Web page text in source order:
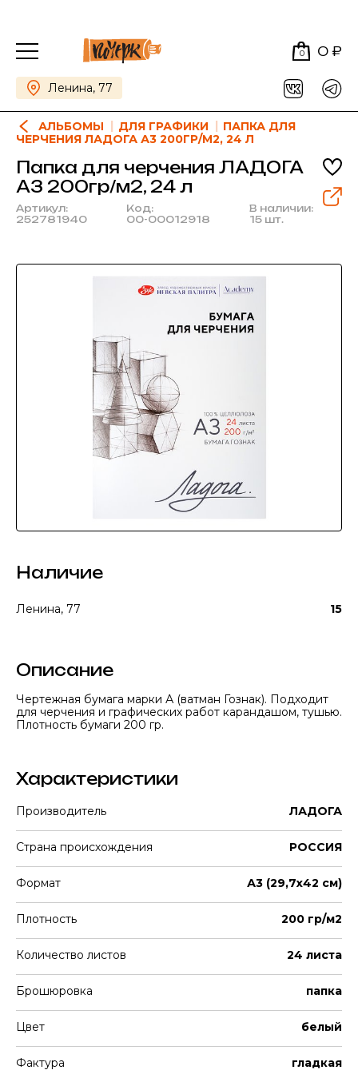
0 0 ₽
Ленина, 77
АЛЬБОМЫ ДЛЯ ГРАФИКИ
ПАПКА ДЛЯ
ЧЕРЧЕНИЯ ЛАДОГА А3 200ГР/М2, 24 Л
Папка для черчения ЛАДОГА
А3 200гр/м2, 24 л
Артикул:
252781940
Код:
00-00012918
В наличии:
15 шт.
Наличие
Ленина, 77 15
Описание
Чертежная бумага марки А (ватман Гознак). Подходит
для черчения и графических работ карандашом, тушью.
Плотность бумаги 200 гр.
Характеристики
Производитель ЛАДОГА
Страна происхождения РОССИЯ
Формат А3 (29,7х42 см)
Плотность 200 гр/м2
Количество листов 24 листа
Брошюровка папка
Цвет белый
Фактура гладкая